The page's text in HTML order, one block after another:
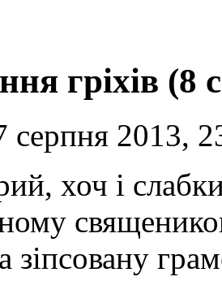
гріхів (8
серпня 2013,
хоч і
зіпсовану